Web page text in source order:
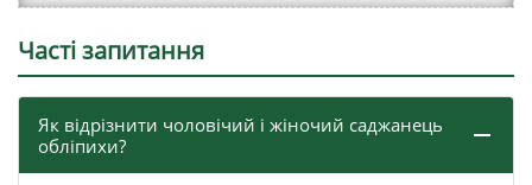
Часті запитання
Як відрізнити чоловічий і жіночий саджанець
обліпихи?